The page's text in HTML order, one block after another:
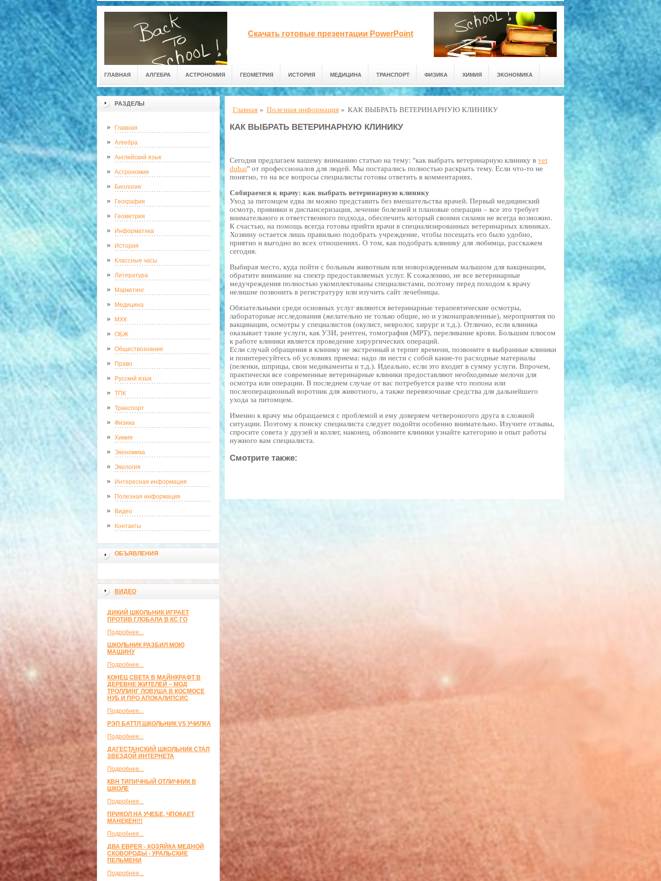
Скачать готовые презентации PowerPoint
ГЛАВНАЯ АЛГЕБРА АСТРОНОМИЯ ГЕОМЕТРИЯ ИСТОРИЯ МЕДИЦИНА ТРАНСПОРТ ФИЗИКА ХИМИЯ ЭКОНОМИКА
РАЗДЕЛЫ
Главная
Алгебра
Английский язык
Астрономия
Биология
География
Геометрия
Информатика
История
Классные часы
Литература
Маркетинг
Медицина
МХК
ОБЖ
Обществознание
Право
Русский язык
ТПК
Транспорт
Физика
Химия
Экономика
Экология
Интересная информация
Полезная информация
Видео
Контакты
ОБЪЯВЛЕНИЯ
ВИДЕО
ДИКИЙ ШКОЛЬНИК ИГРАЕТ
ПРОТИВ ГЛОБАЛА В КС ГО
Подробнее...
ШКОЛЬНИК РАЗБИЛ МОЮ
МАШИНУ
Подробнее...
КОНЕЦ СВЕТА В МАЙНКРАФТ В
ДЕРЕВНЕ ЖИТЕЛЕЙ ~ МОД
ТРОЛЛИНГ ЛОВУША В КОСМОСЕ
НУБ И ПРО АПОКАЛИПСИС
Подробнее...
РЭП БАТТЛ ШКОЛЬНИК VS УЧИЛКА
Подробнее...
ДАГЕСТАНСКИЙ ШКОЛЬНИК СТАЛ
ЗВЕЗДОЙ ИНТЕРНЕТА
Подробнее...
КВН ТИПИЧНЫЙ ОТЛИЧНИК В
ШКОЛЕ
Подробнее...
ПРИКОЛ НА УЧЕБЕ, ЧПОКАЕТ
МАНЕКЕН!!!
Подробнее...
ДВА ЕВРЕЯ - ХОЗЯЙКА МЕДНОЙ
СКОВОРОДЫ - УРАЛЬСКИЕ
ПЕЛЬМЕНИ
Подробнее...
Главная » Полезная информация » КАК ВЫБРАТЬ ВЕТЕРИНАРНУЮ КЛИНИКУ
КАК ВЫБРАТЬ ВЕТЕРИНАРНУЮ КЛИНИКУ
Сегодня предлагаем вашему вниманию статью на тему: "как выбрать ветеринарную клинику в vet
dubai" от профессионалов для людей. Мы постарались полностью раскрыть тему. Если что-то не
понятно, то на все вопросы специалисты готовы ответить в комментариях.
Собираемся к врачу: как выбрать ветеринарную клинику
Уход за питомцем едва ли можно представить без вмешательства врачей. Первый медицинский
осмотр, прививки и диспансеризация, лечение болезней и плановые операции – все это требует
внимательного и ответственного подхода, обеспечить который своими силами не всегда возможно.
К счастью, на помощь всегда готовы прийти врачи в специализированных ветеринарных клиниках.
Хозяину остается лишь правильно подобрать учреждение, чтобы посещать его было удобно,
приятно и выгодно во всех отношениях. О том, как подобрать клинику для любимца, расскажем
сегодня.
Выбирая место, куда пойти с больным животным или новорожденным малышом для вакцинации,
обратите внимание на спектр предоставляемых услуг. К сожалению, не все ветеринарные
медучреждения полностью укомплектованы специалистами, поэтому перед походом к врачу
нелишне позвонить в регистратуру или изучить сайт лечебницы.
Обязательными среди основных услуг являются ветеринарные терапевтические осмотры,
лабораторные исследования (желательно не только общие, но и узконаправленные), мероприятия по
вакцинации, осмотры у специалистов (окулист, невролог, хирург и т.д.). Отлично, если клиника
оказывает такие услуги, как УЗИ, рентген, томография (МРТ), переливание крови. Большим плюсом
к работе клиники является проведение хирургических операций.
Если случай обращения в клинику не экстренный и терпит времени, позвоните в выбранные клиники
и поинтересуйтесь об условиях приема: надо ли нести с собой какие-то расходные материалы
(пеленки, шприцы, свои медикаменты и т.д.). Идеально, если это входит в сумму услуги. Впрочем,
практически все современные ветеринарные клиники предоставляют необходимые мелочи для
осмотра или операции. В последнем случае от вас потребуется разве что попона или
послеоперационный воротник для животного, а также перевязочные средства для дальнейшего
ухода за питомцем.
Именно к врачу мы обращаемся с проблемой и ему доверяем четвероногого друга в сложной
ситуации. Поэтому к поиску специалиста следует подойти особенно внимательно. Изучите отзывы,
спросите совета у друзей и коллег, наконец, обзвоните клиники узнайте категорию и опыт работы
нужного вам специалиста.
Смотрите также: